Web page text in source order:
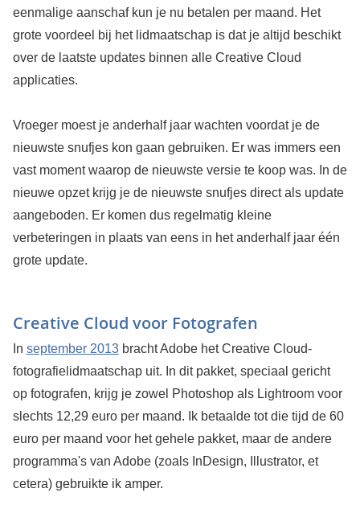
eenmalige aanschaf kun je nu betalen per maand. Het
grote voordeel bij het lidmaatschap is dat je altijd beschikt
over de laatste updates binnen alle Creative Cloud
applicaties.
Vroeger moest je anderhalf jaar wachten voordat je de
nieuwste snufjes kon gaan gebruiken. Er was immers een
vast moment waarop de nieuwste versie te koop was. In de
nieuwe opzet krijg je de nieuwste snufjes direct als update
aangeboden. Er komen dus regelmatig kleine
verbeteringen in plaats van eens in het anderhalf jaar één
grote update.
Creative Cloud voor Fotografen
In september 2013bracht Adobe het Creative Cloud-
fotografielidmaatschap uit. In dit pakket, speciaal gericht
op fotografen, krijg je zowel Photoshop als Lightroom voor
slechts 12,29 euro per maand. Ik betaalde tot die tijd de 60
euro per maand voor het gehele pakket, maar de andere
programma's van Adobe (zoals InDesign, Illustrator, et
cetera) gebruikte ik amper.